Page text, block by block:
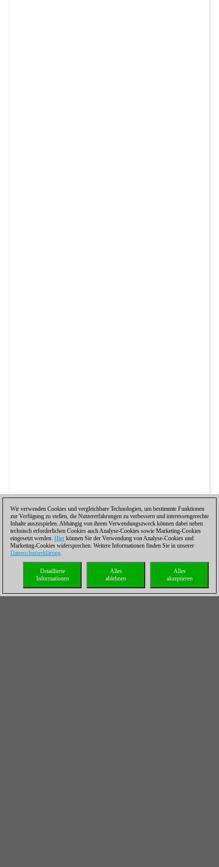
Wir verwenden Cookies und vergleichbare Technologien, um bestimmte Funktionen
zur Verfügung zu stellen, die Nutzererfahrungen zu verbessern und interessengerechte
Inhalte auszuspielen. Abhängig von ihrem Verwendungszweck können dabei neben
technisch erforderlichen Cookies auch Analyse-Cookies sowie Marketing-Cookies
eingesetzt werden. Hier können Sie der Verwendung von Analyse-Cookies und
Marketing-Cookies widersprechen. Weitere Informationen finden Sie in unserer
Datenschutzerklärung.
Alles
akzeptieren
Alles
ablehnen
Detaillierte
Informationen